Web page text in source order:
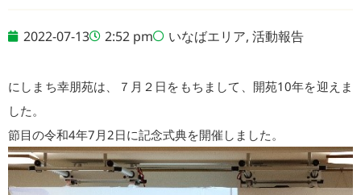
2022-07-13 2:52 pm いなばエリア, 活動報告
にしまち幸朋苑は、７月２日をもちまして、開苑10年を迎えま
した。
節目の令和4年7月2日に記念式典を開催しました。